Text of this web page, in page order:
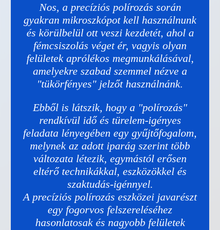
Nos, a precíziós polírozás során
gyakran mikroszkópot kell használnunk
és körülbelül ott veszi kezdetét, ahol a
fémcsiszolás véget ér, vagyis olyan
felületek aprólékos megmunkálásával,
amelyekre szabad szemmel nézve a
"tükörfényes" jelzőt használnánk.
Ebből is látszik, hogy a "polírozás"
rendkívül idő és türelem-igényes
feladata lényegében egy gyűjtőfogalom,
melynek az adott iparág szerint több
változata létezik, egymástól erősen
eltérő technikákkal, eszközökkel és
szaktudás-igénnyel.
A precíziós polírozás eszközei javarészt
egy fogorvos felszereléséhez
hasonlatosak és nagyobb felületek